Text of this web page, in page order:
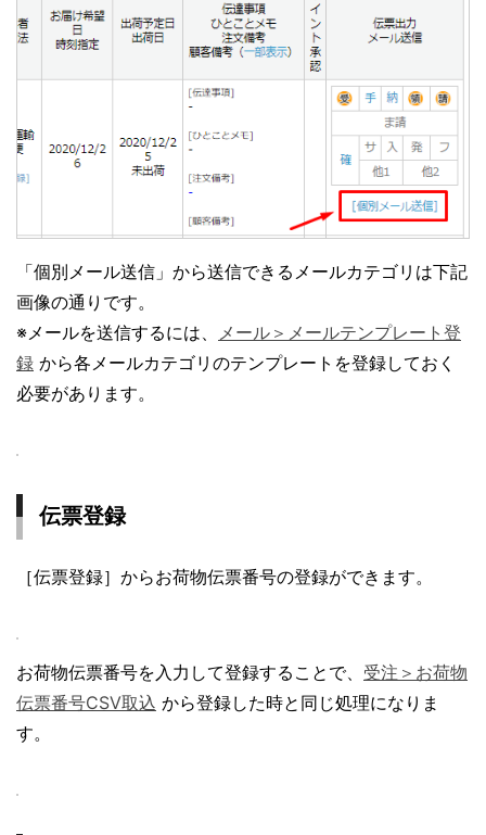
「個別メール送信」から送信できるメールカテゴリは下記
画像の通りです。
※メールを送信するには、
メール＞メールテンプレート登
録 から各メールカテゴリのテンプレートを登録しておく
必要があります。
伝票登録
［伝票登録］からお荷物伝票番号の登録ができます。
お荷物伝票番号を入力して登録することで、 受注＞お荷物
伝票番号CSV取込 から登録した時と同じ処理になりま
す。